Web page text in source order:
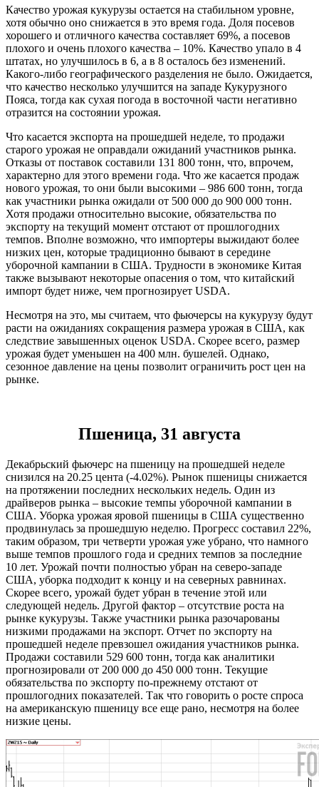
Качество урожая кукурузы остается на стабильном уровне,
хотя обычно оно снижается в это время года. Доля посевов
хорошего и отличного качества составляет 69%, а посевов
плохого и очень плохого качества – 10%. Качество упало в 4
штатах, но улучшилось в 6, а в 8 осталось без изменений.
Какого-либо географического разделения не было. Ожидается,
что качество несколько улучшится на западе Кукурузного
Пояса, тогда как сухая погода в восточной части негативно
отразится на состоянии урожая.
Что касается экспорта на прошедшей неделе, то продажи
старого урожая не оправдали ожиданий участников рынка.
Отказы от поставок составили 131 800 тонн, что, впрочем,
характерно для этого времени года. Что же касается продаж
нового урожая, то они были высокими – 986 600 тонн, тогда
как участники рынка ожидали от 500 000 до 900 000 тонн.
Хотя продажи относительно высокие, обязательства по
экспорту на текущий момент отстают от прошлогодних
темпов. Вполне возможно, что импортеры выжидают более
низких цен, которые традиционно бывают в середине
уборочной кампании в США. Трудности в экономике Китая
также вызывают некоторые опасения о том, что китайский
импорт будет ниже, чем прогнозирует USDA.
Несмотря на это, мы считаем, что фьючерсы на кукурузу будут
расти на ожиданиях сокращения размера урожая в США, как
следствие завышенных оценок USDA. Скорее всего, размер
урожая будет уменьшен на 400 млн. бушелей. Однако,
сезонное давление на цены позволит ограничить рост цен на
рынке.
Пшеница, 31 августа
Декабрьский фьючерс на пшеницу на прошедшей неделе
снизился на 20.25 цента (-4.02%). Рынок пшеницы снижается
на протяжении последних нескольких недель. Один из
драйверов рынка – высокие темпы уборочной кампании в
США. Уборка урожая яровой пшеницы в США существенно
продвинулась за прошедшую неделю. Прогресс составил 22%,
таким образом, три четверти урожая уже убрано, что намного
выше темпов прошлого года и средних темпов за последние
10 лет. Урожай почти полностью убран на северо-западе
США, уборка подходит к концу и на северных равнинах.
Скорее всего, урожай будет убран в течение этой или
следующей недель. Другой фактор – отсутствие роста на
рынке кукурузы. Также участники рынка разочарованы
низкими продажами на экспорт. Отчет по экспорту на
прошедшей неделе превзошел ожидания участников рынка.
Продажи составили 529 600 тонн, тогда как аналитики
прогнозировали от 200 000 до 450 000 тонн. Текущие
обязательства по экспорту по-прежнему отстают от
прошлогодних показателей. Так что говорить о росте спроса
на американскую пшеницу все еще рано, несмотря на более
низкие цены.